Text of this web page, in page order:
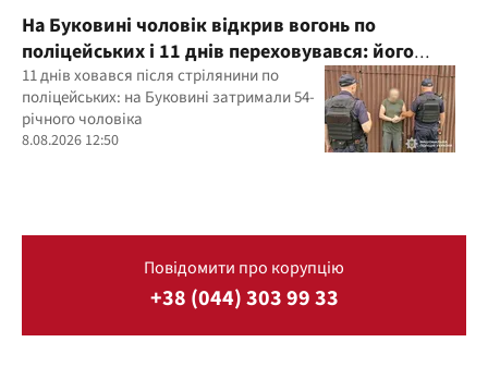
На Буковині чоловік відкрив вогонь по
поліцейських і 11 днів переховувався: його
затримали
11 днів ховався після стрілянини по
поліцейських: на Буковині затримали 54-
річного чоловіка
8.08.2026 12:50
Повідомити про корупцію
+38 (044) 303 99 33